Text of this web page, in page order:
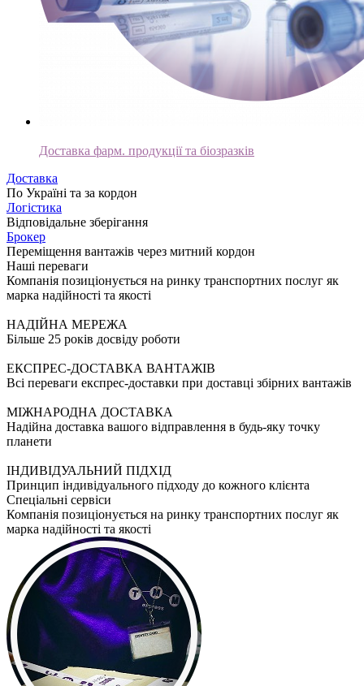
Доставка фарм. продукції та біозразків
Доставка
По Україні та за кордон
Логістика
Відповідальне зберігання
Брокер
Переміщення вантажів через митний кордон
Наші переваги
Компанія позиціонується на ринку транспортних послуг як
марка надійності та якості
НАДІЙНА МЕРЕЖА
Більше 25 років досвіду роботи
ЕКСПРЕС-ДОСТАВКА ВАНТАЖІВ
Всі переваги експрес-доставки при доставці збірних вантажів
МІЖНАРОДНА ДОСТАВКА
Надійна доставка вашого відправлення в будь-яку точку
планети
ІНДИВІДУАЛЬНИЙ ПІДХІД
Принцип індивідуального підходу до кожного клієнта
Спеціальні сервіси
Компанія позиціонується на ринку транспортних послуг як
марка надійності та якості